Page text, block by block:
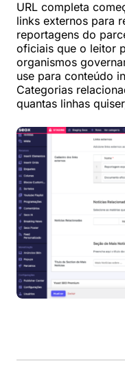
URL completa
links externos para
reportagens do
oficiais que o leitor
organismos
use para conteúdo
Categorias
quantas linhas